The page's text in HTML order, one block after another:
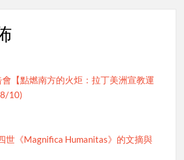
【點燃南方的火炬：拉丁美洲宣教運
10)
世《Magnifica Humanitas》的文摘與